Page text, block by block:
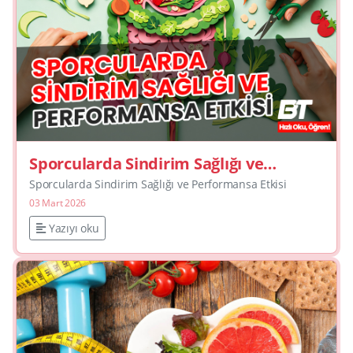
Sporcularda Sindirim Sağlığı ve
Performansa Etkisi
Sporcularda Sindirim Sağlığı ve Performansa Etkisi
03 Mart 2026
Yazıyı oku